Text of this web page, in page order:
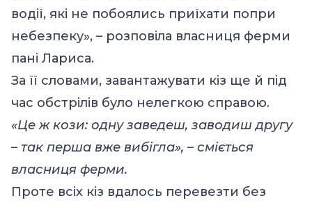
водії, які не побоялись приїхати попри
небезпеку», – розповіла власниця ферми
пані Лариса.
За її словами, завантажувати кіз ще й під
час обстрілів було нелегкою справою.
«Це ж кози: одну заведеш, заводиш другу
– так перша вже вибігла», – сміється
власниця ферми.
Проте всіх кіз вдалось перевезти без